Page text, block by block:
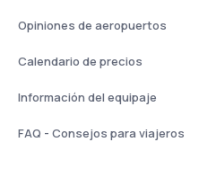
Opiniones de aeropuertos
Calendario de precios
Información del equipaje
FAQ - Consejos para viajeros